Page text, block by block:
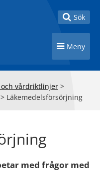
Toggle
Sök
Toggle
Meny
vårdriktlinjer >
> Läkemedelsförsörjning
med frågor med